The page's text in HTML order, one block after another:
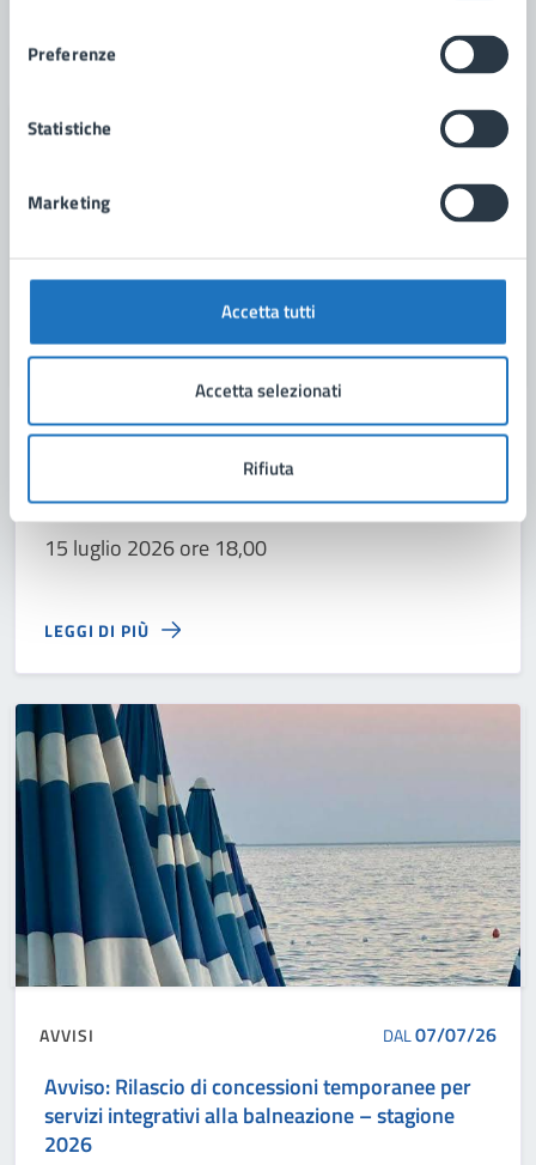
Preferenze
Statistiche
Marketing
Accetta tutti
Accetta selezionati
Rifiuta
AVVISI DAL08/07/26
Avviso: Convocazione del Consiglio Comunale
15 luglio 2026 ore 18,00
LEGGI DI PIÙ
AVVISI DAL07/07/26
Avviso: Rilascio di concessioni temporanee per
servizi integrativi alla balneazione – stagione
2026